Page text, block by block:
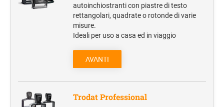
TIMBRI TASCABILI TRODAT POCKET PRINTY
RICAMBIO GOMMINE DI TESTO PER ELICA
Penne Multifunzione
Thermos e borracce
TARGHE PROFESSIONALI INCISE
TARGHE FUORI PORTA INCISE IN OTTONE SATINATO
autoinchiostranti con piastre di testo
rettangolari, quadrate o rotonde di varie
misure.
Ideali per uso a casa ed in viaggio
AVANTI
Trodat Professional